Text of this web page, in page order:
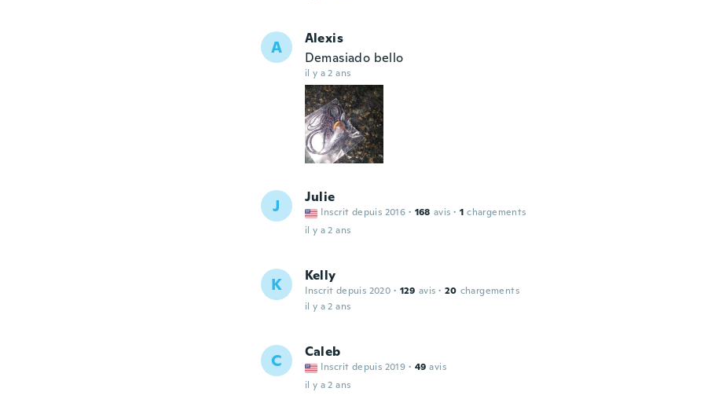
A
Alexis
Demasiado bello
il y a 2 ans
J Julie
Inscrit depuis 2016 · 168 avis · 1 chargements
il y a 2 ans
K Kelly
Inscrit depuis 2020 · 129 avis · 20 chargements
il y a 2 ans
C Caleb
Inscrit depuis 2019 · 49 avis
il y a 2 ans